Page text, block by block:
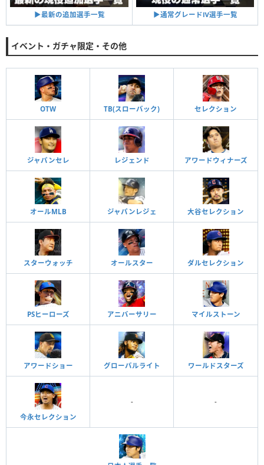
▶︎最新の追加選手一覧 ▶︎通常グレードⅣ選手一覧
イベント・ガチャ限定・その他
OTW TB(スローバック) セレクション
ジャパンセレ レジェンド アワードウィナーズ
オールMLB ジャパンレジェ 大谷セレクション
スターウォッチ オールスター ダルセレクション
PSヒーローズ アニバーサリー マイルストーン
アワードショー グローバルライト ワールドスターズ
今永セレクション
- -